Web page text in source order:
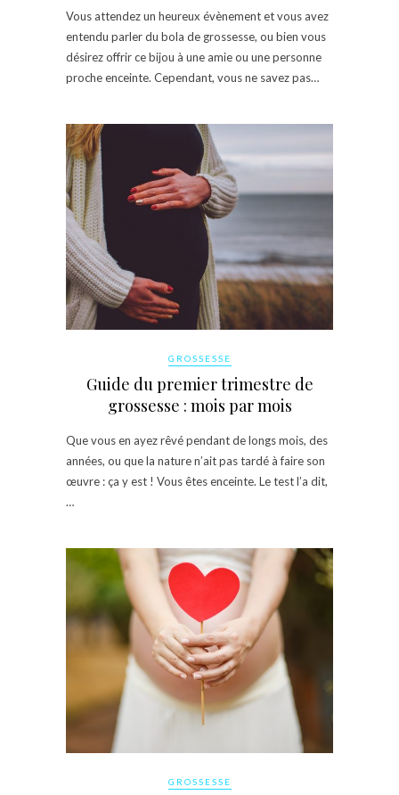
Vous attendez un heureux évènement et vous avez
entendu parler du bola de grossesse, ou bien vous
désirez offrir ce bijou à une amie ou une personne
proche enceinte. Cependant, vous ne savez pas…
GROSSESSE
Guide du premier trimestre de
grossesse : mois par mois
Que vous en ayez rêvé pendant de longs mois, des
années, ou que la nature n’ait pas tardé à faire son
œuvre : ça y est ! Vous êtes enceinte. Le test l’a dit,
…
GROSSESSE